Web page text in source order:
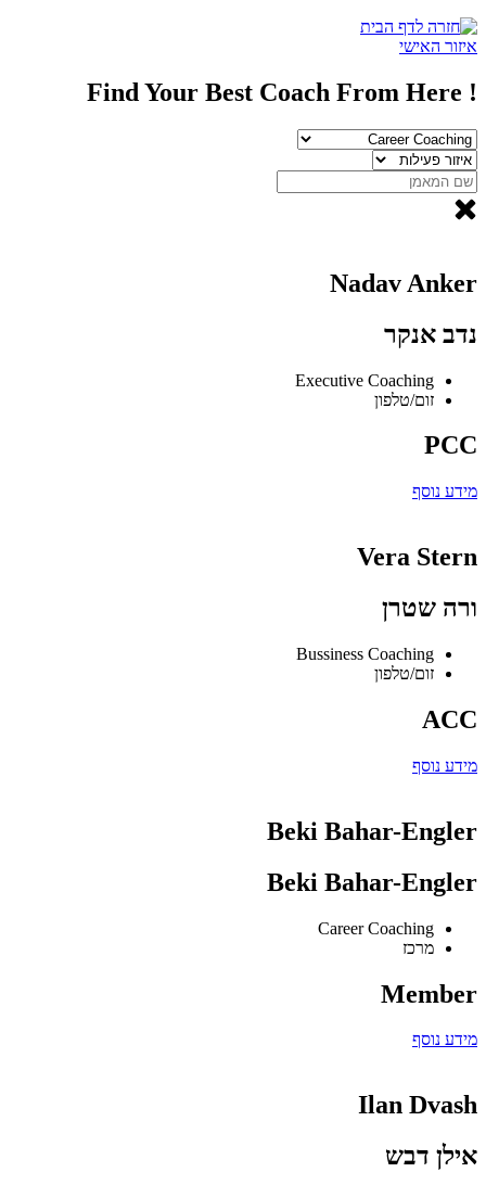
איזור האישי
! Find Your Best Coach From Here
Nadav Anker
נדב אנקר
Executive Coaching
זום/טלפון
PCC
מידע נוסף
Vera Stern
ורה שטרן
Bussiness Coaching
זום/טלפון
ACC
מידע נוסף
Beki Bahar-Engler
Beki Bahar-Engler
Career Coaching
מרכז
Member
מידע נוסף
Ilan Dvash
אילן דבש